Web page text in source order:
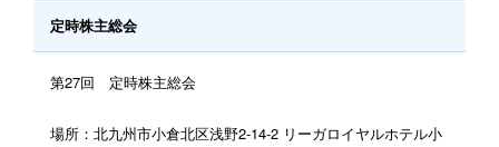
定時株主総会
第27回 定時株主総会
場所：北九州市小倉北区浅野2-14-2 リーガロイヤルホテル小